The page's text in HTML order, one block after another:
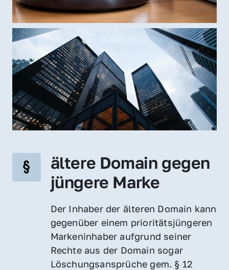
ältere Domain gegen
jüngere Marke
Der Inhaber der älteren Domain kann
gegenüber einem prioritätsjüngeren
Markeninhaber aufgrund seiner
Rechte aus der Domain sogar
Löschungsansprüche gem. § 12